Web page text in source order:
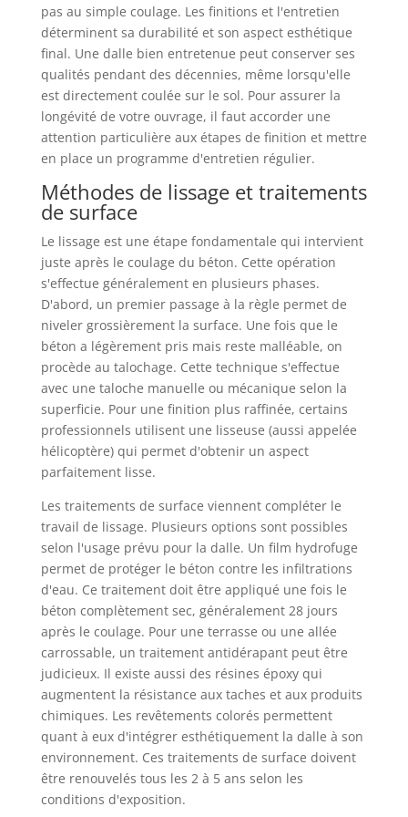
pas au simple coulage. Les finitions et l'entretien
déterminent sa durabilité et son aspect esthétique
final. Une dalle bien entretenue peut conserver ses
qualités pendant des décennies, même lorsqu'elle
est directement coulée sur le sol. Pour assurer la
longévité de votre ouvrage, il faut accorder une
attention particulière aux étapes de finition et mettre
en place un programme d'entretien régulier.
Méthodes de lissage et traitements
de surface
Le lissage est une étape fondamentale qui intervient
juste après le coulage du béton. Cette opération
s'effectue généralement en plusieurs phases.
D'abord, un premier passage à la règle permet de
niveler grossièrement la surface. Une fois que le
béton a légèrement pris mais reste malléable, on
procède au talochage. Cette technique s'effectue
avec une taloche manuelle ou mécanique selon la
superficie. Pour une finition plus raffinée, certains
professionnels utilisent une lisseuse (aussi appelée
hélicoptère) qui permet d'obtenir un aspect
parfaitement lisse.
Les traitements de surface viennent compléter le
travail de lissage. Plusieurs options sont possibles
selon l'usage prévu pour la dalle. Un film hydrofuge
permet de protéger le béton contre les infiltrations
d'eau. Ce traitement doit être appliqué une fois le
béton complètement sec, généralement 28 jours
après le coulage. Pour une terrasse ou une allée
carrossable, un traitement antidérapant peut être
judicieux. Il existe aussi des résines époxy qui
augmentent la résistance aux taches et aux produits
chimiques. Les revêtements colorés permettent
quant à eux d'intégrer esthétiquement la dalle à son
environnement. Ces traitements de surface doivent
être renouvelés tous les 2 à 5 ans selon les
conditions d'exposition.